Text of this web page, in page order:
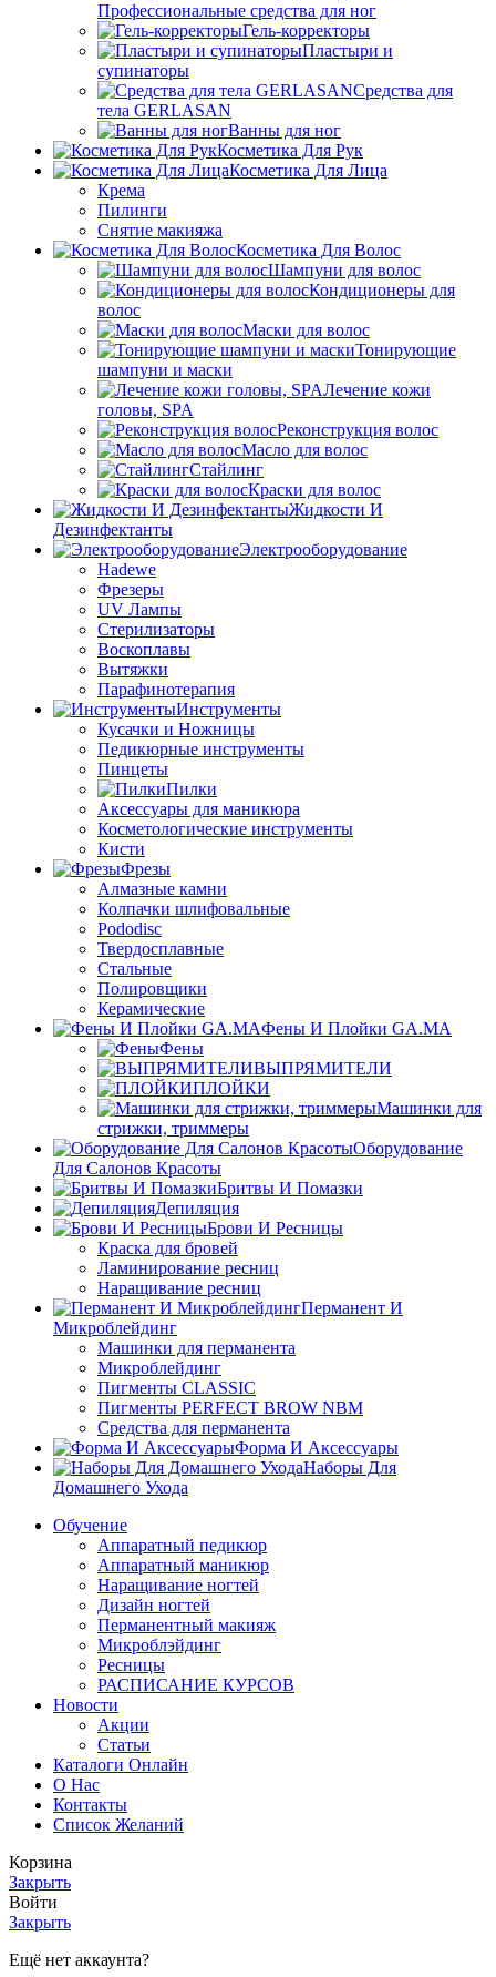
Профессиональные средства для ног
Гель-корректоры
Пластыри и
супинаторы
Средства для
тела GERLASAN
Ванны для ног
Косметика Для Рук
Косметика Для Лица
Крема
Пилинги
Снятие макияжа
Косметика Для Волос
Шампуни для волос
Кондиционеры для
волос
Маски для волос
Тонирующие
шампуни и маски
Лечение кожи
головы, SPA
Реконструкция волос
Масло для волос
Стайлинг
Краски для волос
Жидкости И
Дезинфектанты
Электрооборудование
Hadewe
Фрезеры
UV Лампы
Стерилизаторы
Воскоплавы
Вытяжки
Парафинотерапия
Инструменты
Кусачки и Ножницы
Педикюрные инструменты
Пинцеты
Пилки
Аксессуары для маникюра
Косметологические инструменты
Кисти
Фрезы
Алмазные камни
Колпачки шлифовальные
Pododisc
Твердосплавные
Стальные
Полировщики
Керамические
Фены И Плойки GA.MA
Фены
ВЫПРЯМИТЕЛИ
ПЛОЙКИ
Машинки для
стрижки, триммеры
Оборудование
Для Салонов Красоты
Бритвы И Помазки
Депиляция
Брови И Ресницы
Краска для бровей
Ламинирование ресниц
Наращивание ресниц
Перманент И
Микроблейдинг
Машинки для перманента
Микроблейдинг
Пигменты CLASSIC
Пигменты PERFECT BROW NBM
Средства для перманента
Форма И Аксессуары
Наборы Для
Домашнего Ухода
Обучение
Аппаратный педикюр
Аппаратный маникюр
Наращивание ногтей
Дизайн ногтей
Перманентный макияж
Микроблэйдинг
Ресницы
РАСПИСАНИЕ КУРСОВ
Новости
Акции
Статьи
Каталоги Онлайн
О Нас
Контакты
Список Желаний
Корзина
Закрыть
Войти
Закрыть
Ещё нет аккаунта?